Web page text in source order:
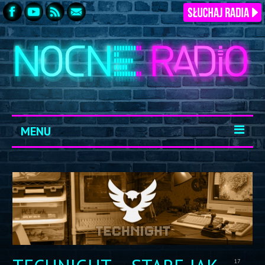
MENU
START
ARCHIWUM
KONTAKT
LOGOWANIE
17